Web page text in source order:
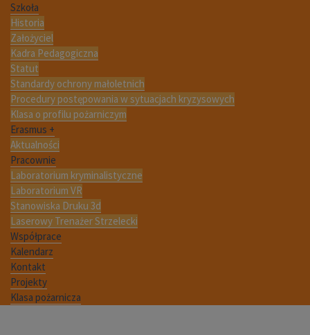
Szkoła
Historia
Założyciel
Kadra Pedagogiczna
Statut
Standardy ochrony małoletnich
Procedury postępowania w sytuacjach kryzysowych
Klasa o profilu pożarniczym
Erasmus +
Aktualności
Pracownie
Laboratorium kryminalistyczne
Laboratorium VR
Stanowiska Druku 3d
Laserowy Trenażer Strzelecki
Współprace
Kalendarz
Kontakt
Projekty
Klasa pożarnicza